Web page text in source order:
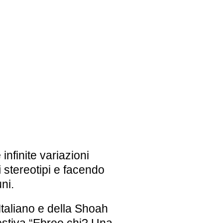
variazioni
stereotipi e facendo
e della Shoah